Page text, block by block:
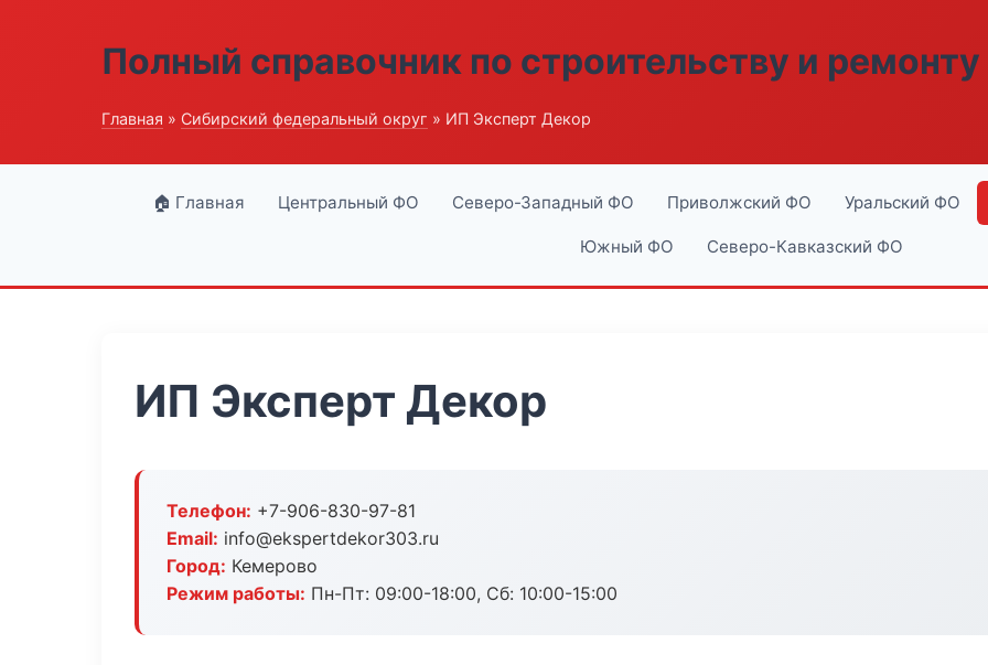
Полный справочник по строительству и ремонту
Главная » Сибирский федеральный округ » ИП Эксперт Декор
🏠 Главная Центральный ФО Северо-Западный ФО Приволжский ФО Уральский ФО
Южный ФО Северо-Кавказский ФО
ИП Эксперт Декор
Телефон: +7-906-830-97-81
Email: info@ekspertdekor303.ru
Город: Кемерово
Режим работы: Пн-Пт: 09:00-18:00, Сб: 10:00-15:00